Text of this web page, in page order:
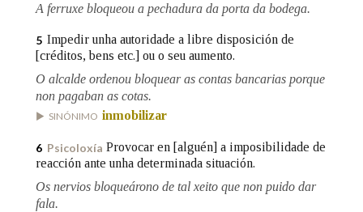
Marcas gramaticais
Pertence a
LIMPAR BUSCA
A ferruxe bloqueou a pechadura da porta da bodega.
5 Impedir unha autoridade a libre disposición de
[créditos, bens etc.] ou o seu aumento.
O alcalde ordenou bloquear as contas bancarias porque
non pagaban as cotas.
SINÓNIMO inmobilizar
6 Psicoloxía Provocar en [alguén] a imposibilidade de
reacción ante unha determinada situación.
Os nervios bloqueárono de tal xeito que non puido dar
fala.